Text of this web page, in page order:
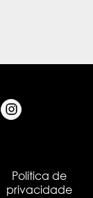
Política de
privacidade